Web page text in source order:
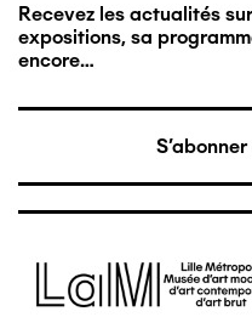
Recevez les actualités
expositions, sa
encore…
Image